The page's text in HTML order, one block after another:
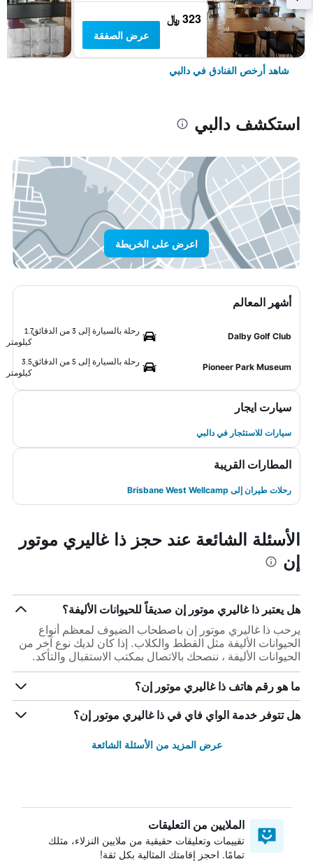
323 ﷼
عرض الصفقة
شاهد أرخص الفنادق في دالبي
استكشف دالبي
اعرض على الخريطة
أشهر المعالم
Dalby Golf Club
رحلة بالسيارة إلى 3 من الدقائق
1.7
كيلومتر
Pioneer Park Museum
رحلة بالسيارة إلى 5 من الدقائق
3.5
كيلومتر
سيارت ايجار
سيارات للاستئجار في دالبي
المطارات القريبة
رحلات طيران إلى Brisbane West Wellcamp
الأسئلة الشائعة عند حجز ذا غاليري موتور
إن
هل يعتبر ذا غاليري موتور إن صديقاً للحيوانات الأليفة؟
يرحب ذا غاليري موتور إن باصطحاب الضيوف لمعظم أنواع
الحيوانات الأليفة مثل القطط والكلاب. إذا كان لديك نوع آخر من
الحيوانات الأليفة ، ننصحك بالاتصال بمكتب الاستقبال والتأكد.
ما هو رقم هاتف ذا غاليري موتور إن؟
هل تتوفر خدمة الواي فاي في ذا غاليري موتور إن؟
عرض المزيد من الأسئلة الشائعة
الملايين من التعليقات
تقييمات وتعليقات حقيقية من ملايين النزلاء، مثلك
تمامًا. احجز إقامتك المثالية بكل ثقة!